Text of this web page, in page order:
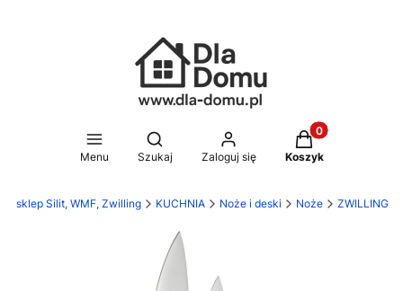
Menu
Otwórz wyszukiwarkę
Szukaj Zaloguj się
Produkty w
Koszyk
sklep Silit, WMF, Zwilling KUCHNIA Noże i deski Noże ZWILLING